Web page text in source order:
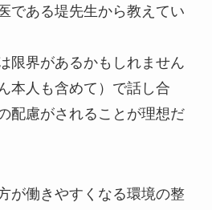
である堤先生から教えてい
限界があるかもしれません
本人も含めて）で話し合
配慮がされることが理想だ
が働きやすくなる環境の整